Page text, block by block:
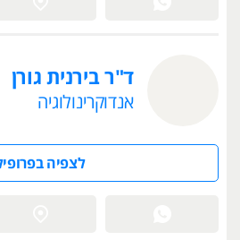
ד"ר בירנית גורן
אנדוקרינולוגיה
לצפיה